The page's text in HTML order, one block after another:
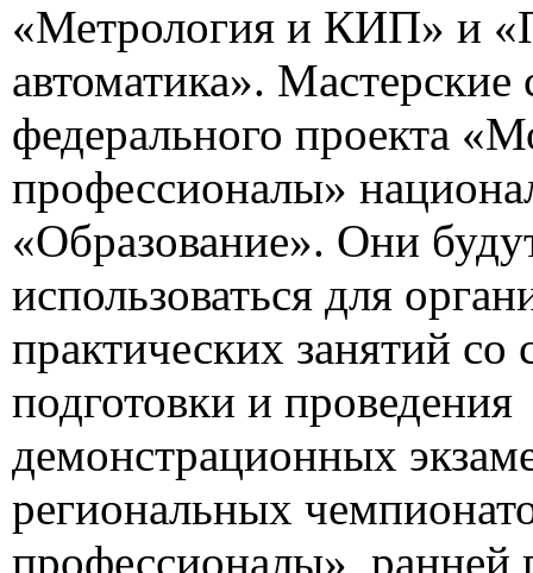
«Метрология и КИП» и
автоматика». Мастерские
федерального проекта
профессионалы»
«Образование». Они
использоваться для
практических занятий со
подготовки и проведения
демонстрационных
региональных
профессионалы», ранней